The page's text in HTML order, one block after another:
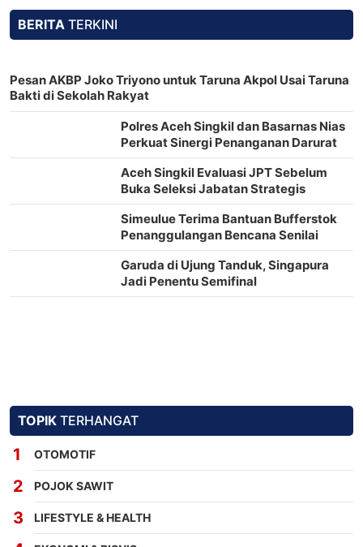
BERITA TERKINI
Pesan AKBP Joko Triyono untuk Taruna Akpol Usai Taruna
Bakti di Sekolah Rakyat
Polres Aceh Singkil dan Basarnas Nias
Perkuat Sinergi Penanganan Darurat
Aceh Singkil Evaluasi JPT Sebelum
Buka Seleksi Jabatan Strategis
Simeulue Terima Bantuan Bufferstok
Penanggulangan Bencana Senilai
Rp2,2 Miliar
Garuda di Ujung Tanduk, Singapura
Jadi Penentu Semifinal
TOPIK TERHANGAT
OTOMOTIF
POJOK SAWIT
LIFESTYLE & HEALTH